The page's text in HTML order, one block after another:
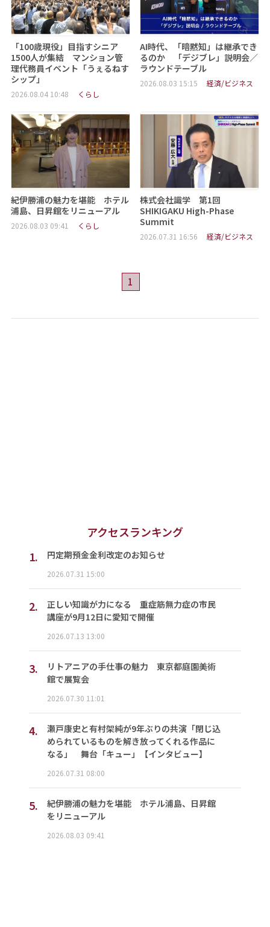
「100歳現役」目指すシニア
1500人が集結 マンション管
理代務員イベント「うぇるねす
シップ」
2026.08.04 10:48 くらし
AI時代、「暗黙知」は継承でき
るのか 「デジブレ」説明会／
ラウンドテーブル
2026.08.03 15:15 経済/ビジネス
紀伊勝浦の魅力を堪能 ホテル
浦島、日昇館をリニューアル
2026.08.03 09:41 くらし
株式会社識学 第1回
SHIKIGAKU High-Phase
Summit
2026.07.31 16:56 経済/ビジネス
1
アクセスランキング
1.
円定期預金金利改定のお知らせ
2026.07.31 15:00
2.
正しい知識が力になる 重症筋無力症の市民
講座が9月12日に愛知で開催
2026.07.13 13:00
3.
リトアニアの手仕事の魅力 東京都庭園美術
館で展覧会
2026.07.30 11:01
4.
瀬戸康史と有村架純が9年ぶりの共演「閉じ込
められているものを解き放ってくれる作品に
なる」 舞台「キュー」【インタビュー】
2026.07.31 08:00
5.
紀伊勝浦の魅力を堪能 ホテル浦島、日昇館
をリニューアル
2026.08.03 09:41